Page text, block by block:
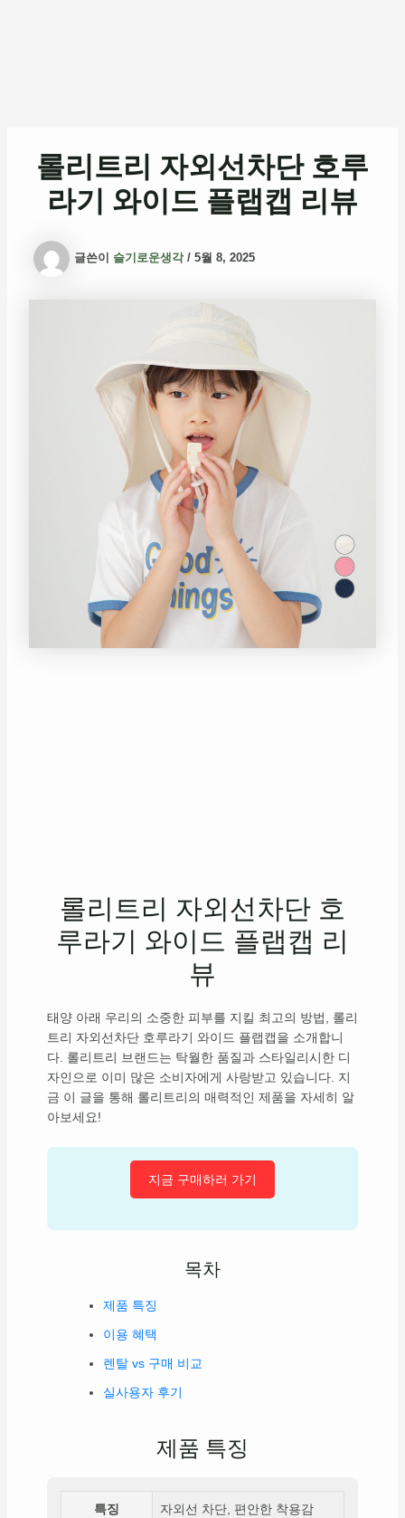
롤리트리 자외선차단 호루
라기 와이드 플랩캡 리뷰
글쓴이 슬기로운생각 / 5월 8, 2025
롤리트리 자외선차단 호
루라기 와이드 플랩캡 리
뷰
태양 아래 우리의 소중한 피부를 지킬 최고의 방법, 롤리
트리 자외선차단 호루라기 와이드 플랩캡을 소개합니
다. 롤리트리 브랜드는 탁월한 품질과 스타일리시한 디
자인으로 이미 많은 소비자에게 사랑받고 있습니다. 지
금 이 글을 통해 롤리트리의 매력적인 제품을 자세히 알
아보세요!
지금 구매하러 가기
목차
제품 특징
이용 혜택
렌탈 vs 구매 비교
실사용자 후기
제품 특징
특징 자외선 차단, 편안한 착용감